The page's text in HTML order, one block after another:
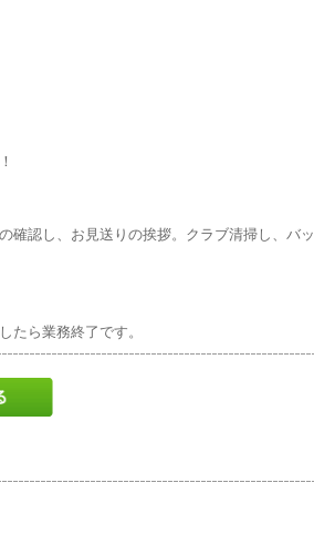
確認し、お見送りの挨拶。クラブ清掃し、バッ
たら業務終了です。